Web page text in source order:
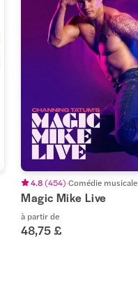
4.8(454) Comédie musicale
Magic Mike Live
à partir de
48,75 £